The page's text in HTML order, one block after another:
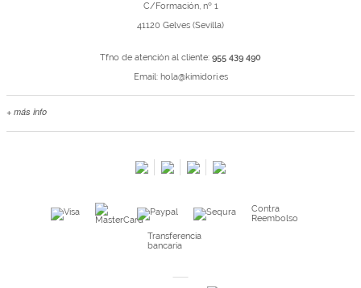
C/Formación, nº 1
41120 Gelves (Sevilla)
Tfno de atención al cliente: 955 439 490
Email: hola@kimidori.es
+ más info
Kimidori PRINT, nuestro servicio de impresión de fotos
Contra
Reembolso
Transferencia
bancaria